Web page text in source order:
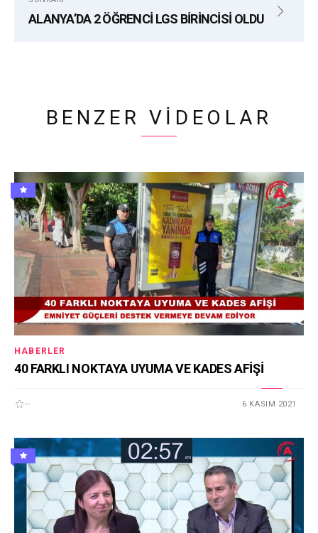
ALANYA’DA 2 ÖĞRENCİ LGS BİRİNCİSİ OLDU
BENZER VIDEOLAR
HABERLER
40 FARKLI NOKTAYA UYUMA VE KADES AFİŞİ
-- 6 KASIM 2021